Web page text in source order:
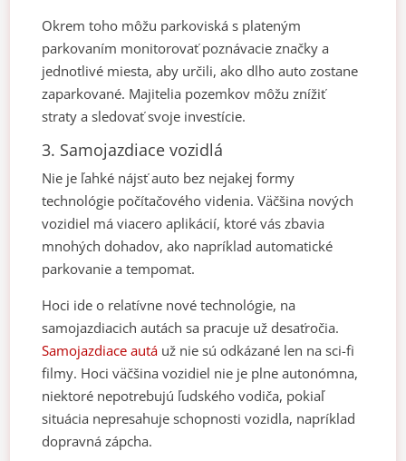
Okrem toho môžu parkoviská s plateným
parkovaním monitorovať poznávacie značky a
jednotlivé miesta, aby určili, ako dlho auto zostane
zaparkované. Majitelia pozemkov môžu znížiť
straty a sledovať svoje investície.
3. Samojazdiace vozidlá
Nie je ľahké nájsť auto bez nejakej formy
technológie počítačového videnia. Väčšina nových
vozidiel má viacero aplikácií, ktoré vás zbavia
mnohých dohadov, ako napríklad automatické
parkovanie a tempomat.
Hoci ide o relatívne nové technológie, na
samojazdiacich autách sa pracuje už desaťročia.
Samojazdiace autá už nie sú odkázané len na sci-fi
filmy. Hoci väčšina vozidiel nie je plne autonómna,
niektoré nepotrebujú ľudského vodiča, pokiaľ
situácia nepresahuje schopnosti vozidla, napríklad
dopravná zápcha.